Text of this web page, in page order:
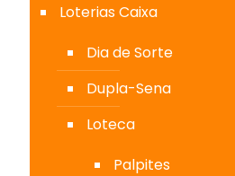
Loterias Caixa
Dia de Sorte
Dupla-Sena
Loteca
Palpites